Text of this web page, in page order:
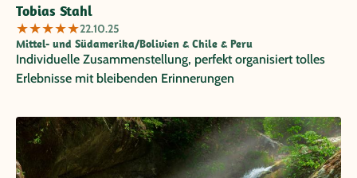
Tobias Stahl
★★★★★22.10.25
Mittel- und Südamerika/Bolivien & Chile & Peru
Individuelle Zusammenstellung, perfekt organisiert tolles
Erlebnisse mit bleibenden Erinnerungen